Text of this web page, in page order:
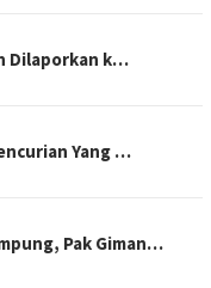
Dilaporkan k…
Yang …
Pak Giman…